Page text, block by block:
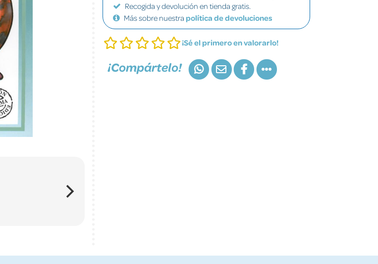
Recogida y devolución en tienda gratis.
Más sobre nuestra política de devoluciones
¡Sé el primero en valorarlo!
¡Compártelo!